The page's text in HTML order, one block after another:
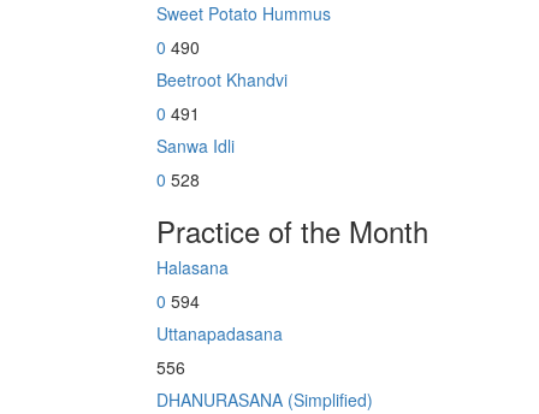
Sweet Potato Hummus
0 490
Beetroot Khandvi
0 491
Sanwa Idli
0 528
Practice of the Month
Halasana
0 594
Uttanapadasana
556
DHANURASANA (Simplified)